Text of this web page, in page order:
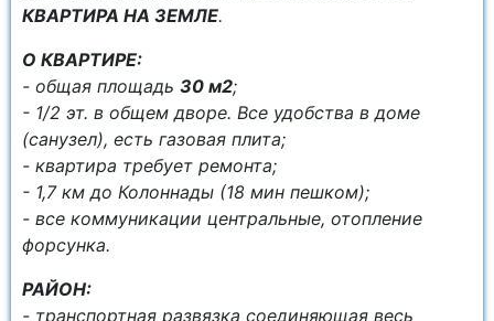
КВАРТИРА НА ЗЕМЛЕ.
О КВАРТИРЕ:
- общая площадь 30 м2;
- 1/2 эт. в общем дворе. Все удобства в доме
(санузел), есть газовая плита;
- квартира требует ремонта;
- 1,7 км до Колоннады (18 мин пешком);
- все коммуникации центральные, отопление
форсунка.
РАЙОН:
- транспортная развязка соединяющая весь